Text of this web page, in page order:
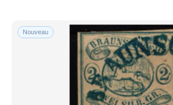
Nouveau